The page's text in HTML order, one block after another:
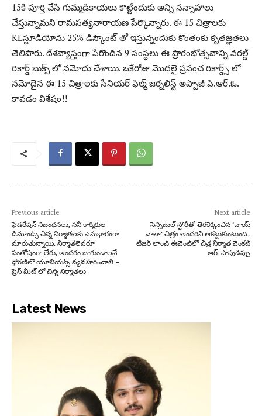
15కి పూర్తి చేసి గుమ్మడికాయలు కొట్టేందుకు అన్ని సన్నాహాలు
చేస్తున్నామని రామసత్యనారాయణ పేర్కొన్నారు. ఈ 15 చిత్రాలకు
KLస్టూడియోను 25% డిస్కౌంట్ తో ఇస్తున్నందుకు కొంతంకు కృతజ్ఞతలు
తెలిపారు. దేశవ్యాప్తంగా పేరొందిన 9 సంస్థలు ఈ ప్రారంభోత్సవాన్ని వరల్డ్
రికార్డ్ బుక్స్ లో నమోదు చేశాయి. ఒకేరోజు మొదలై ప్రపంచ రికార్డ్స్ లో
నమోదైన ఈ 15 చిత్రాలకు సీనియర్ ఫిల్మ్ జర్నలిస్ట్ అప్పాజీ పి.ఆర్.ఓ.
కావడం విశేషం!!
Previous article
ఫెడరేషన్ నిబంధనలు, సినీ కార్మికుల
డిమాండ్స్ చిన్న నిర్మాతలకు పెనుభారంగా
మారుతున్నాయి, నిర్మాతలెవరూ
సంతోషంగా లేరు, అందరం బాగుండాలనే
ధోరణిలో యూనియన్స్ వ్యవహరించాలి –
ప్రెస్ మీట్ లో చిన్న నిర్మాతలు
Next article
సెన్సిబుల్ స్టోరీతో తెరకెక్కించిన ‘చాయ్
వాలా’ చిత్రం అందరినీ ఆకట్టుకుంటుంది..
టీజర్ లాంచ్ ఈవెంట్‌లో చిత్ర నిర్మాత వెంకట్
ఆర్. పాపుడిప్పు
Latest News